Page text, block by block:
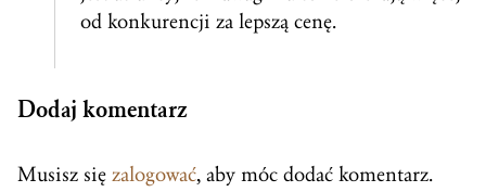
od konkurencji za lepszą cenę.
Dodaj komentarz
Musisz się zalogować, aby móc dodać komentarz.